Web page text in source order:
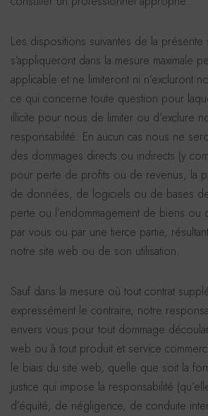
Les dispositions suivantes de la présente
s’appliqueront dans la mesure maximale
applicable et ne limiteront ni n’excluront
ce qui concerne toute question pour
illicite pour nous de limiter ou d’exclure
responsabilité. En aucun cas nous ne
des dommages directs ou indirects (y
pour perte de profits ou de revenus, la
de données, de logiciels ou de bases
perte ou l’endommagement de biens ou
par vous ou par une tierce partie,
notre site web ou de son utilisation.
Sauf dans la mesure où tout contrat
expressément le contraire, notre
envers vous pour tout dommage
web ou à tout produit et service
le biais du site web, quelle que soit la
justice qui impose la responsabilité
d’équité, de négligence, de conduite